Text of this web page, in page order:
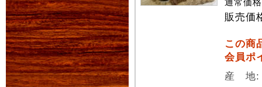
通常価
販売価
この商
会員ポ
産 地: